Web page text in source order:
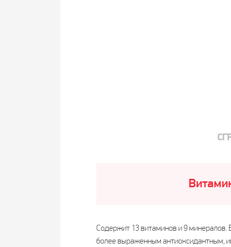
Содержит 13 витаминов и 9
более выраженным антиоксидантным,